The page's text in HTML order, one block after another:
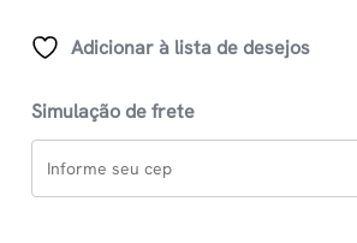
quantidade
Adicionar à lista de desejos
Simulação de frete